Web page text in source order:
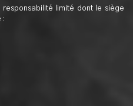
responsabilité limité dont le siège
: